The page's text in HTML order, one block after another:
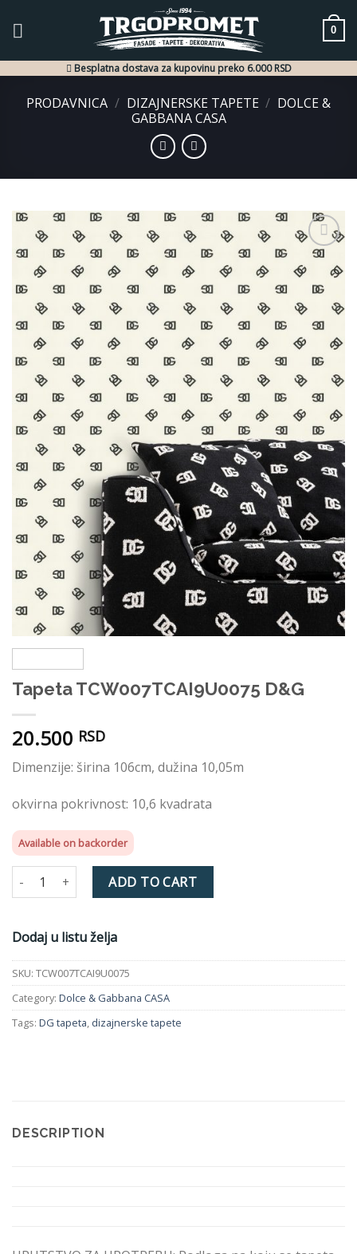
0
Besplatna dostava za kupovinu preko 6.000 RSD
PRODAVNICA / DIZAJNERSKE TAPETE / DOLCE &
GABBANA CASA
Dodaj
u listu
želja
Tapeta TCW007TCAI9U0075 D&G
20.500 RSD
Dimenzije: širina 106cm, dužina 10,05m
okvirna pokrivnost: 10,6 kvadrata
Available on backorder
Tapeta TCW007TCAI9U0075 D&G quantity
ADD TO CART
Dodaj u listu želja
SKU: TCW007TCAI9U0075
Category: Dolce & Gabbana CASA
Tags: DG tapeta, dizajnerske tapete
DESCRIPTION